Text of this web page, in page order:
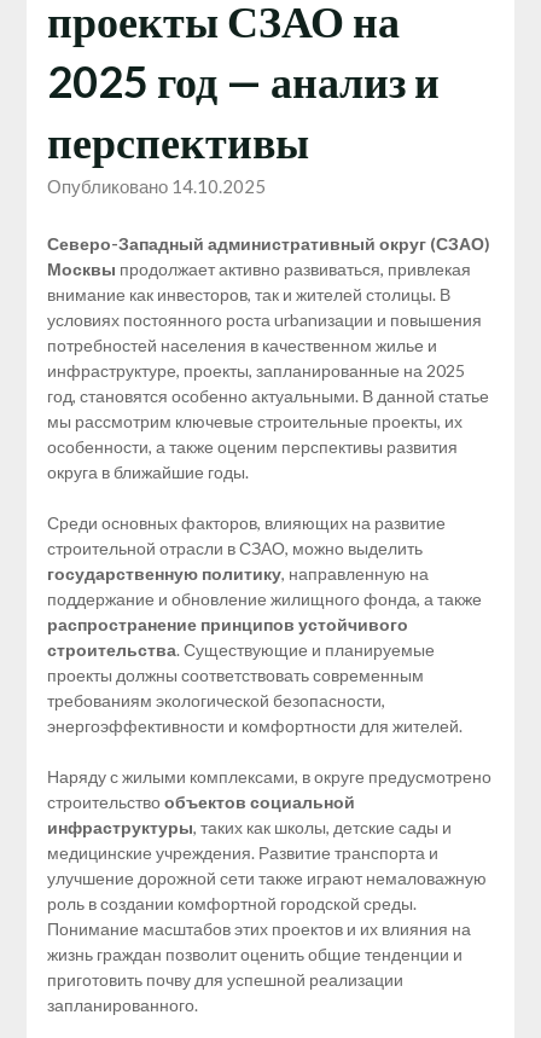
проекты СЗАО на
2025 год — анализ и
перспективы
Опубликовано 14.10.2025
Северо-Западный административный округ (СЗАО)
Москвы продолжает активно развиваться, привлекая
внимание как инвесторов, так и жителей столицы. В
условиях постоянного роста urbanизации и повышения
потребностей населения в качественном жилье и
инфраструктуре, проекты, запланированные на 2025
год, становятся особенно актуальными. В данной статье
мы рассмотрим ключевые строительные проекты, их
особенности, а также оценим перспективы развития
округа в ближайшие годы.
Среди основных факторов, влияющих на развитие
строительной отрасли в СЗАО, можно выделить
государственную политику, направленную на
поддержание и обновление жилищного фонда, а также
распространение принципов устойчивого
строительства. Существующие и планируемые
проекты должны соответствовать современным
требованиям экологической безопасности,
энергоэффективности и комфортности для жителей.
Наряду с жилыми комплексами, в округе предусмотрено
строительствообъектов социальной
инфраструктуры, таких как школы, детские сады и
медицинские учреждения. Развитие транспорта и
улучшение дорожной сети также играют немаловажную
роль в создании комфортной городской среды.
Понимание масштабов этих проектов и их влияния на
жизнь граждан позволит оценить общие тенденции и
приготовить почву для успешной реализации
запланированного.